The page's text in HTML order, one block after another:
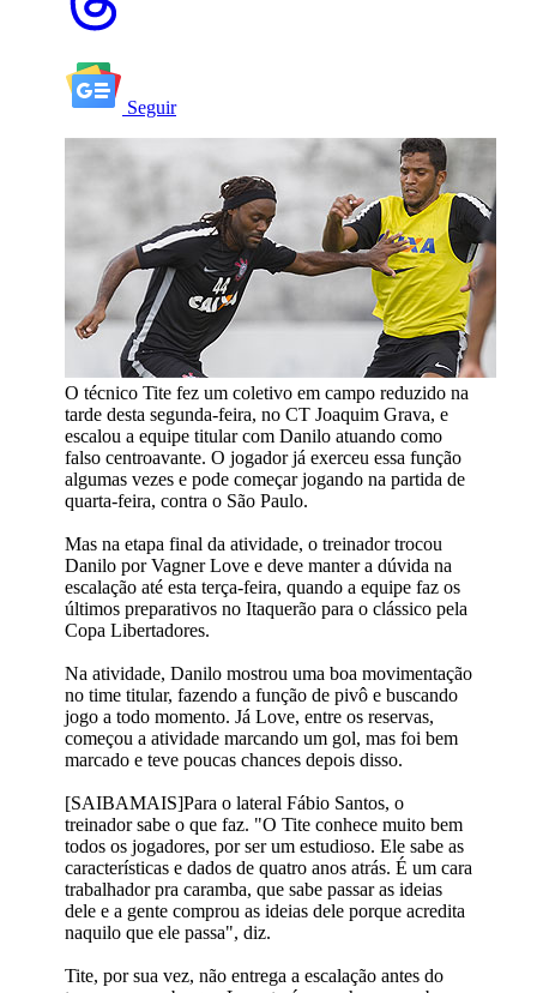
Seguir
O técnico Tite fez um coletivo em campo reduzido na
tarde desta segunda-feira, no CT Joaquim Grava, e
escalou a equipe titular com Danilo atuando como
falso centroavante. O jogador já exerceu essa função
algumas vezes e pode começar jogando na partida de
quarta-feira, contra o São Paulo.
Mas na etapa final da atividade, o treinador trocou
Danilo por Vagner Love e deve manter a dúvida na
escalação até esta terça-feira, quando a equipe faz os
últimos preparativos no Itaquerão para o clássico pela
Copa Libertadores.
Na atividade, Danilo mostrou uma boa movimentação
no time titular, fazendo a função de pivô e buscando
jogo a todo momento. Já Love, entre os reservas,
começou a atividade marcando um gol, mas foi bem
marcado e teve poucas chances depois disso.
[SAIBAMAIS]Para o lateral Fábio Santos, o
treinador sabe o que faz. "O Tite conhece muito bem
todos os jogadores, por ser um estudioso. Ele sabe as
características e dados de quatro anos atrás. É um cara
trabalhador pra caramba, que sabe passar as ideias
dele e a gente comprou as ideias dele porque acredita
naquilo que ele passa", diz.
Tite, por sua vez, não entrega a escalação antes do